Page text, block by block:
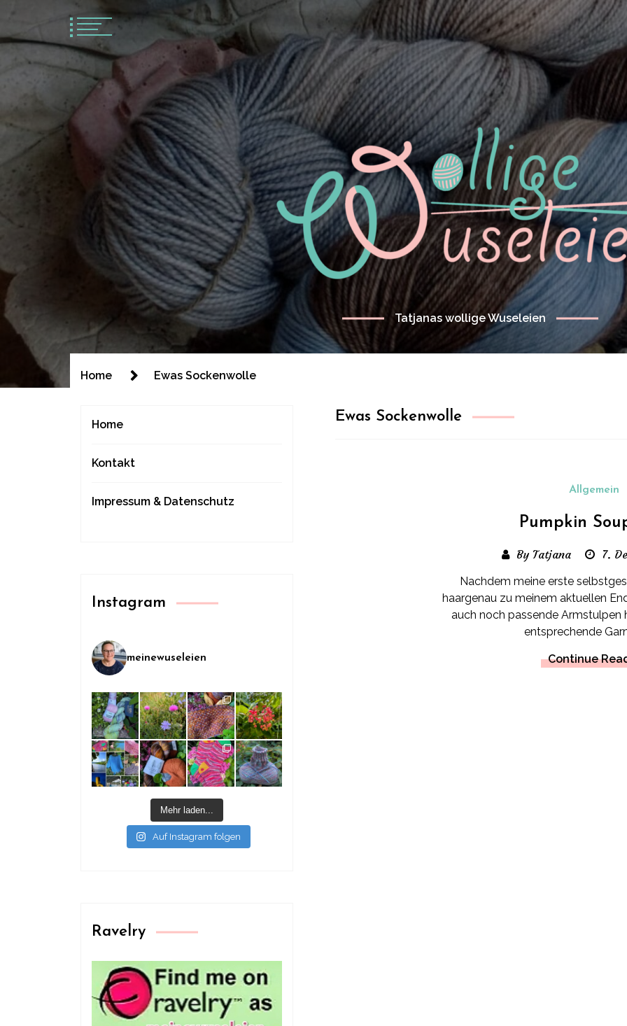
Tatjanas wollige Wuseleien
Home Ewas Sockenwolle
Ewas Sockenwolle
Allgemein
Pumpkin
By Tatjana 7.
Nachdem meine erste
haargenau zu meinem aktuellen
auch noch passende Armstulpen
entsprechende
Continue
Home
Kontakt
Impressum & Datenschutz
Instagram
meinewuseleien
Mehr laden...
Auf Instagram folgen
Ravelry